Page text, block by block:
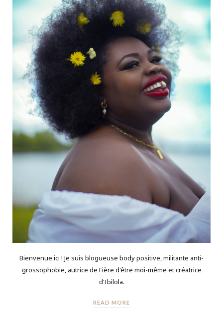
Bienvenue ici ! Je suis blogueuse body positive, militante anti-
grossophobie, autrice de Fière d'être moi-même et créatrice
d'Ibilola.
READ MORE